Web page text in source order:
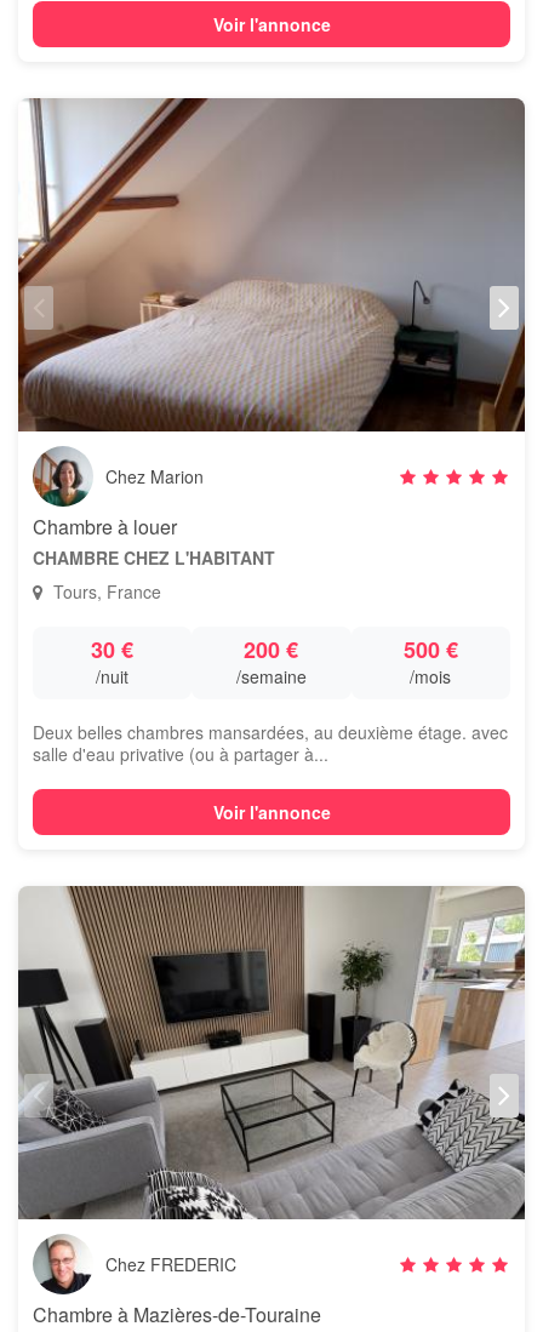
Voir l'annonce
Chez Marion
Chambre à louer
CHAMBRE CHEZ L'HABITANT
Tours, France
30 €
/nuit
200 €
/semaine
500 €
/mois
Deux belles chambres mansardées, au deuxième étage. avec
salle d'eau privative (ou à partager à...
Voir l'annonce
Chez FREDERIC
Chambre à Mazières-de-Touraine